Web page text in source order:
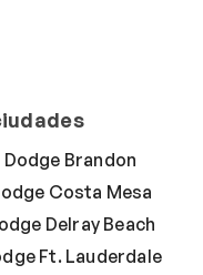
Dodge Brandon
Costa Mesa
Delray Beach
Ft. Lauderdale